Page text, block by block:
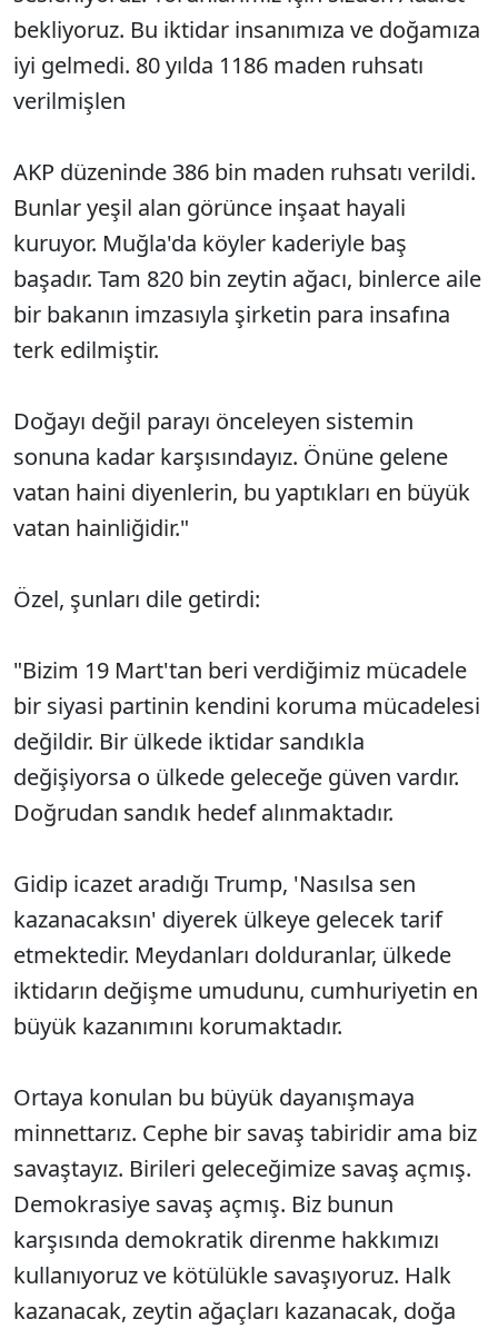
bekliyoruz. Bu iktidar insanımıza ve doğamıza
iyi gelmedi. 80 yılda 1186 maden ruhsatı
verilmişlen
AKP düzeninde 386 bin maden ruhsatı verildi.
Bunlar yeşil alan görünce inşaat hayali
kuruyor. Muğla'da köyler kaderiyle baş
başadır. Tam 820 bin zeytin ağacı, binlerce aile
bir bakanın imzasıyla şirketin para insafına
terk edilmiştir.
Doğayı değil parayı önceleyen sistemin
sonuna kadar karşısındayız. Önüne gelene
vatan haini diyenlerin, bu yaptıkları en büyük
vatan hainliğidir."
Özel, şunları dile getirdi:
"Bizim 19 Mart'tan beri verdiğimiz mücadele
bir siyasi partinin kendini koruma mücadelesi
değildir. Bir ülkede iktidar sandıkla
değişiyorsa o ülkede geleceğe güven vardır.
Doğrudan sandık hedef alınmaktadır.
Gidip icazet aradığı Trump, 'Nasılsa sen
kazanacaksın' diyerek ülkeye gelecek tarif
etmektedir. Meydanları dolduranlar, ülkede
iktidarın değişme umudunu, cumhuriyetin en
büyük kazanımını korumaktadır.
Ortaya konulan bu büyük dayanışmaya
minnettarız. Cephe bir savaş tabiridir ama biz
savaştayız. Birileri geleceğimize savaş açmış.
Demokrasiye savaş açmış. Biz bunun
karşısında demokratik direnme hakkımızı
kullanıyoruz ve kötülükle savaşıyoruz. Halk
kazanacak, zeytin ağaçları kazanacak, doğa